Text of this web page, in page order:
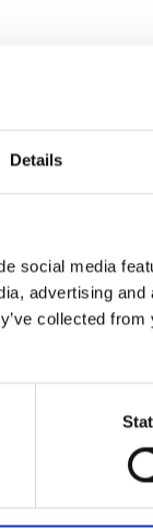
Details
social media
advertising
collectedcon
Office, la
e per tale
nel Paese
La